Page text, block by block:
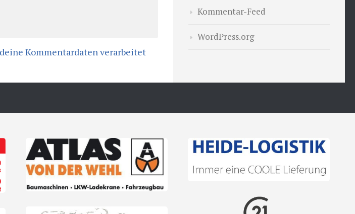
Kommentardaten verarbeitet
Kommentar-Feed
WordPress.org